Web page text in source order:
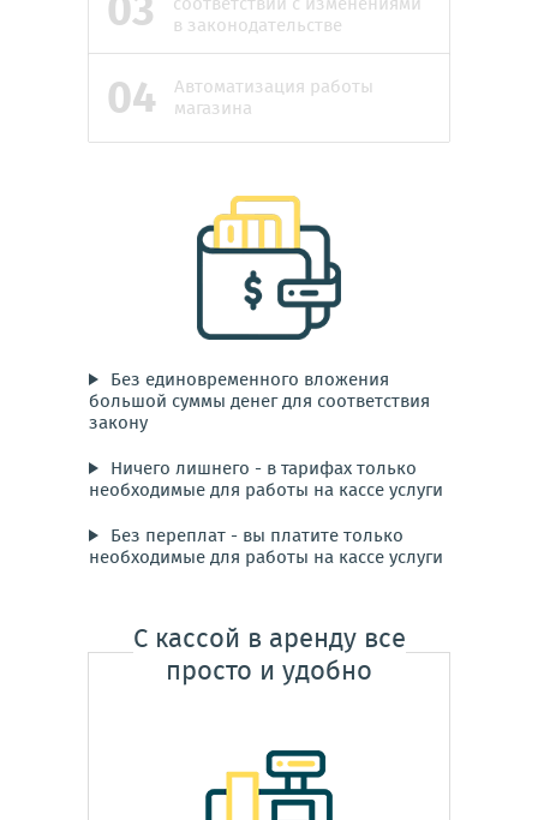
в законодательстве
04
Автоматизация работы
магазина
Без единовременного вложения
большой суммы денег для соответствия
закону
Ничего лишнего - в тарифах только
необходимые для работы на кассе услуги
Без переплат - вы платите только
необходимые для работы на кассе услуги
С кассой в аренду все
просто и удобно